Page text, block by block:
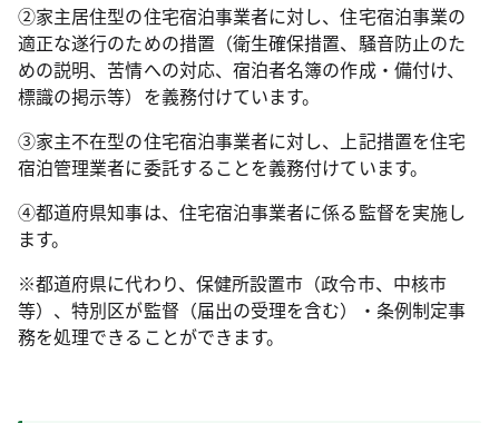
②家主居住型の住宅宿泊事業者に対し、住宅宿泊事業の
適正な遂行のための措置（衛生確保措置、騒音防止のた
めの説明、苦情への対応、宿泊者名簿の作成・備付け、
標識の掲示等）を義務付けています。
③家主不在型の住宅宿泊事業者に対し、上記措置を住宅
宿泊管理業者に委託することを義務付けています。
④都道府県知事は、住宅宿泊事業者に係る監督を実施し
ます。
※都道府県に代わり、保健所設置市（政令市、中核市
等）、特別区が監督（届出の受理を含む）・条例制定事
務を処理できることができます。